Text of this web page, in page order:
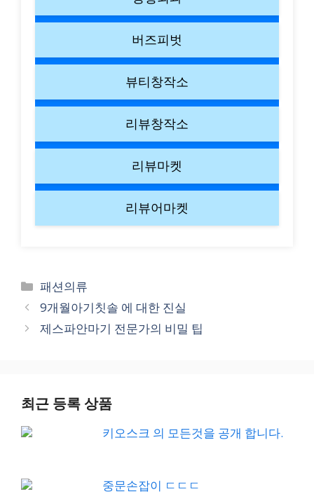
버즈피벗
뷰티창작소
리뷰창작소
리뷰마켓
리뷰어마켓
Categories
패션의류
9개월아기칫솔 에 대한 진실
제스파안마기 전문가의 비밀 팁
최근 등록 상품
키오스크 의 모든것을 공개 합니다.
중문손잡이 ㄷㄷㄷ